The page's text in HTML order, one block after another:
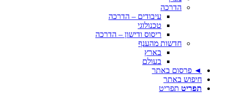
הדרכה
עיבודים – הדרכה
טכנולוגי
ריסוס ודישון – הדרכה
חדשות מהענף
בארץ
בעולם
◄ פרסום באתר
חיפוש באתר
תפריט תפריט